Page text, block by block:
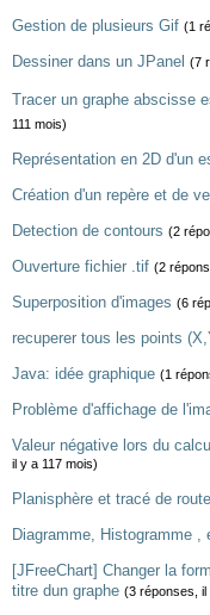
Gestion de plusieurs Gif (1
Dessiner dans un JPanel (7
Tracer un graphe abscisse
111 mois)
Représentation en 2D d'un
Création d'un repère et de
Detection de contours (2
Ouverture fichier .tif (2
Superposition d'images (6
recuperer tous les points
Java: idée graphique (1
Problème d'affichage de
Valeur négative lors du
il y a 117 mois)
Planisphère et tracé de
Diagramme, Histogramme ,
[JFreeChart] Changer la
titre dun graphe (3 réponses, il